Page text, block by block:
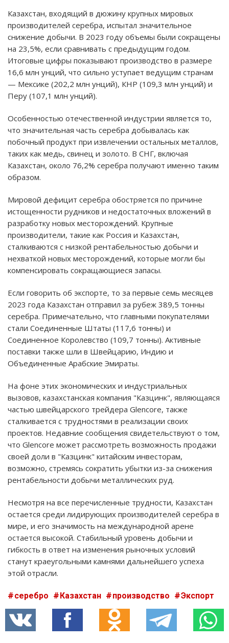
Казахстан, входящий в дюжину крупных мировых
производителей серебра, испытал значительное
снижение добычи. В 2023 году объемы были сокращены
на 23,5%, если сравнивать с предыдущим годом.
Итоговые цифры показывают производство в размере
16,6 млн унций, что сильно уступает ведущим странам
— Мексике (202,2 млн унций), КНР (109,3 млн унций) и
Перу (107,1 млн унций).
Особенностью отечественной индустрии является то,
что значительная часть серебра добывалась как
побочный продукт при извлечении остальных металлов,
таких как медь, свинец и золото. В СНГ, включая
Казахстан, около 76,2% серебра получают именно таким
образом.
Мировой дефицит серебра обостряется по причине
истощенности рудников и недостаточных вложений в
разработку новых месторождений. Крупные
производители, такие как Россия и Казахстан,
сталкиваются с низкой рентабельностью добычи и
нехваткой новых месторождений, которые могли бы
компенсировать сокращающиеся запасы.
Если говорить об экспорте, то за первые семь месяцев
2023 года Казахстан отправил за рубеж 389,5 тонны
серебра. Примечательно, что главными покупателями
стали Соединенные Штаты (117,6 тонны) и
Соединенное Королевство (109,7 тонны). Активные
поставки также шли в Швейцарию, Индию и
Объединенные Арабские Эмираты.
На фоне этих экономических и индустриальных
вызовов, казахстанская компания "Казцинк", являющаяся
частью швейцарского трейдера Glencore, также
сталкивается с трудностями в реализации своих
проектов. Недавние сообщения свидетельствуют о том,
что Glencore может рассмотреть возможность продажи
своей доли в "Казцинк" китайским инвесторам,
возможно, стремясь сократить убытки из-за снижения
рентабельности добычи металлических руд.
Несмотря на все перечисленные трудности, Казахстан
остается среди лидирующих производителей серебра в
мире, и его значимость на международной арене
остается высокой. Стабильный уровень добычи и
гибкость в ответ на изменения рыночных условий
станут краеугольными камнями дальнейшего успеха
этой отрасли.
серебро Казахстан производство Экспорт